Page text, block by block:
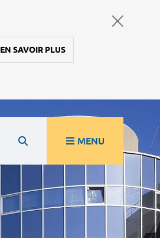
EN SAVOIR PLUS
MENU